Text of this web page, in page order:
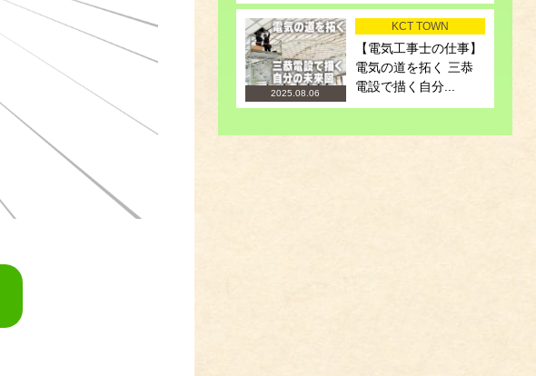
2025.08.06
KCT TOWN
【電気工事士の仕事】
電気の道を拓く 三恭
電設で描く自分...